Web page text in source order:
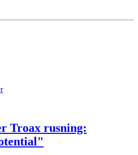
Troax rusning: